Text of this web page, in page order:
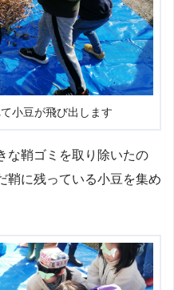
小豆が飛び出します
な鞘ゴミを取り除いたの
鞘に残っている小豆を集め